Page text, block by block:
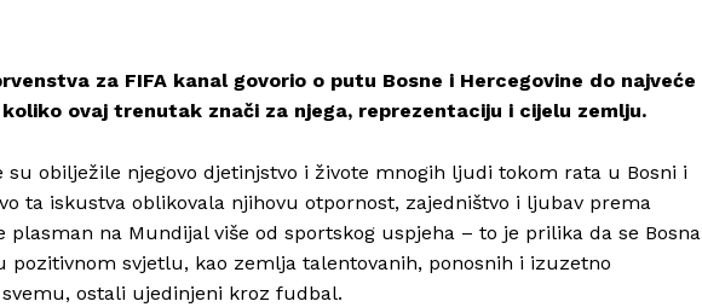
za FIFA kanal govorio o putu Bosne i Hercegovine do najveće
ovaj trenutak znači za njega, reprezentaciju i cijelu zemlju.
su obilježile njegovo djetinjstvo i živote mnogih ljudi tokom rata u Bosni i
ta iskustva oblikovala njihovu otpornost, zajedništvo i ljubav prema
plasman na Mundijal više od sportskog uspjeha – to je prilika da se Bosna
pozitivnom svjetlu, kao zemlja talentovanih, ponosnih i izuzetno
ostali ujedinjeni kroz fudbal.